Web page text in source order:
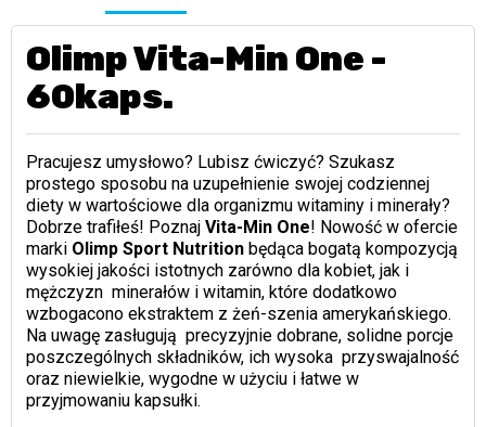
Olimp Vita-Min One -
60kaps.
Pracujesz umysłowo? Lubisz ćwiczyć? Szukasz
prostego sposobu na uzupełnienie swojej codziennej
diety w wartościowe dla organizmu witaminy i minerały?
Dobrze trafiłeś! Poznaj Vita-Min One! Nowość w ofercie
marki Olimp Sport Nutritionbędąca bogatą kompozycją
wysokiej jakości istotnych zarówno dla kobiet, jak i
mężczyzn minerałów i witamin, które dodatkowo
wzbogacono ekstraktem z żeń-szenia amerykańskiego.
Na uwagę zasługują precyzyjnie dobrane, solidne porcje
poszczególnych składników, ich wysoka przyswajalność
oraz niewielkie, wygodne w użyciu i łatwe w
przyjmowaniu kapsułki.